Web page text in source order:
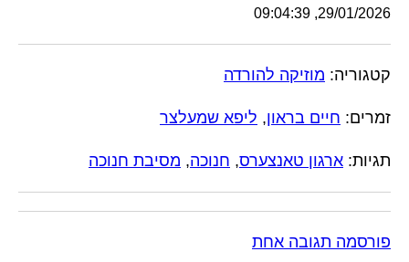
29/01/2026, 09:04:39
קטגוריה: מוזיקה להורדה
זמרים: חיים בראון, ליפא שמעלצר
תגיות: ארגון טאנצערס, חנוכה, מסיבת חנוכה
פורסמה תגובה אחת